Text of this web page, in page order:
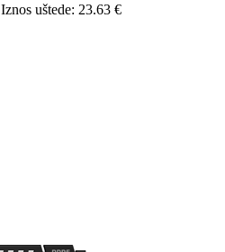
Iznos uštede: 23.63 €